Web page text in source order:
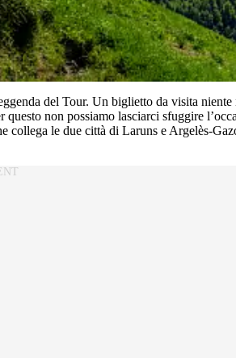
del Tour. Un biglietto da visita
questo non possiamo lasciarci sfuggire
le due città di Laruns e Argelès-